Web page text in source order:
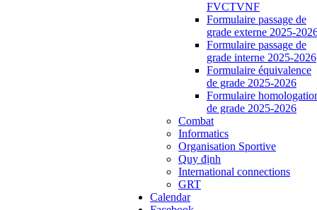
FVCTVNF
Formulaire passage de
grade externe 2025-
Formulaire passage de
grade interne 2025-2026
Formulaire équivalence
de grade 2025-2026
Formulaire
de grade 2025-2026
Combat
Informatics
Organisation Sportive
Quy định
International connections
GRT
Calendar